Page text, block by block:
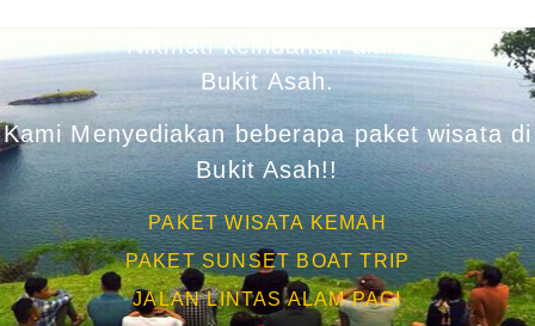
Nikmati keindahan alam
Bukit Asah.
Kami Menyediakan beberapa paket wisata di
Bukit Asah!!
PAKET WISATA KEMAH
PAKET SUNSET BOAT TRIP
JALAN LINTAS ALAM PAGI